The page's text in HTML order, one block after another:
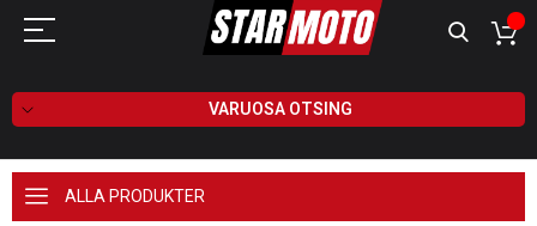
VARUOSA OTSING
ALLA PRODUKTER